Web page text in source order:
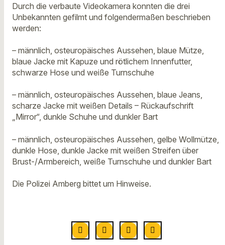
Durch die verbaute Videokamera konnten die drei
Unbekannten gefilmt und folgendermaßen beschrieben
werden:
– männlich, osteuropäisches Aussehen, blaue Mütze,
blaue Jacke mit Kapuze und rötlichem Innenfutter,
schwarze Hose und weiße Turnschuhe
– männlich, osteuropäisches Aussehen, blaue Jeans,
scharze Jacke mit weißen Details – Rückaufschrift
„Mirror“, dunkle Schuhe und dunkler Bart
– männlich, osteuropäisches Aussehen, gelbe Wollmütze,
dunkle Hose, dunkle Jacke mit weißen Streifen über
Brust-/Armbereich, weiße Turnschuhe und dunkler Bart
Die Polizei Amberg bittet um Hinweise.